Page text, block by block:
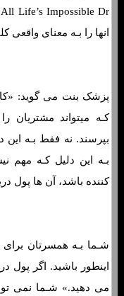
انها را بـه معنای واقعی
پزشک بنت می گوید:
کـه میتواند مشتریان
بپرسند. نه فقط بـه
بـه این دلیل کـه مهم
کننده باشد، آن ها پول
شـما بـه همسرتان
اینطور باشید. اگر پول
می دهید.» شـما نمی